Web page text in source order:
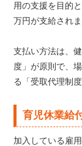
用の支援を目的
万円が支給されま
支払い方法は、
度」が原則で、
る「受取代理制
育児休業給
加入している雇